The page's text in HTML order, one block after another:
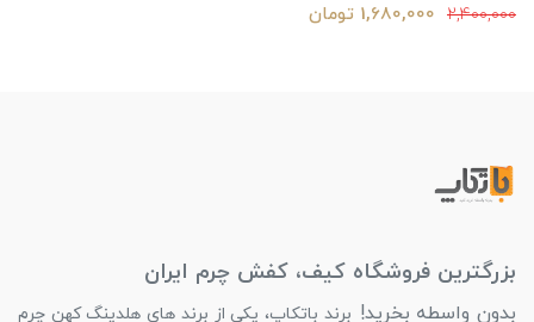
2,400,000 1,680,000 تومان
بزرگترین فروشگاه کیف، کفش چرم ایران
بدون واسطه بخرید! برند باتکاپ، یکی از برند های هلدینگ کهن چرم